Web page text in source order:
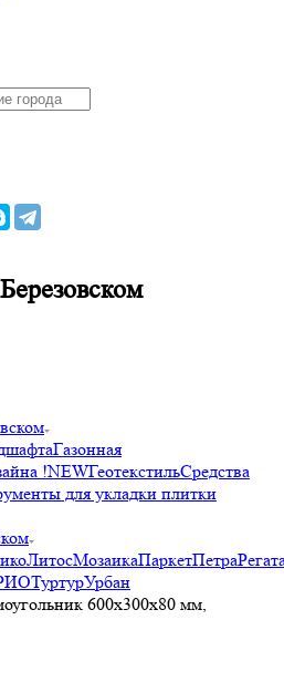
Газонная
!NEWГеотекстильСредства
для укладки плитки
ЛитосМозаикаПаркетПетра
ТуртурУрбан
600х300х80 мм,